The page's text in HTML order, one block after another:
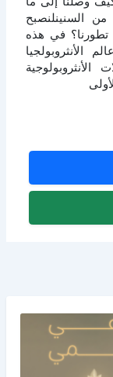
السنينلنصبح
في هذه
الأنثروبولجيا